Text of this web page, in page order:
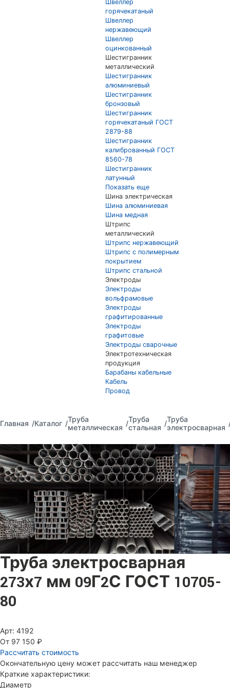
Швеллер
горячекатаный
Швеллер
нержавеющий
Швеллер
оцинкованный
Шестигранник
металлический
Шестигранник
алюминиевый
Шестигранник
бронзовый
Шестигранник
горячекатаный ГОСТ
2879-88
Шестигранник
калиброванный ГОСТ
8560-78
Шестигранник
латунный
Показать еще
Шина электрическая
Шина алюминиевая
Шина медная
Штрипс
металлический
Штрипс нержавеющий
Штрипс с полимерным
покрытием
Штрипс стальной
Электроды
Электроды
вольфрамовые
Электроды
графитированные
Электроды
графитовые
Электроды сварочные
Электротехническая
продукция
Барабаны кабельные
Кабель
Провод
Главная Каталог
Труба
металлическая
Труба
стальная
Труба
электросварная
Труба электросварная
273х7 мм 09Г2С ГОСТ 10705-
80
Арт: 4192
От 97 150 ₽
Рассчитать стоимость
Окончательную цену может рассчитать наш менеджер
Краткие характеристики:
Диаметр